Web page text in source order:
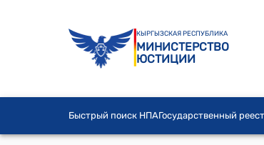
КЫРГЫЗСКАЯ РЕСПУБЛИКА
МИНИСТЕРСТВО
ЮСТИЦИИ
Быстрый поиск НПАГосударственный